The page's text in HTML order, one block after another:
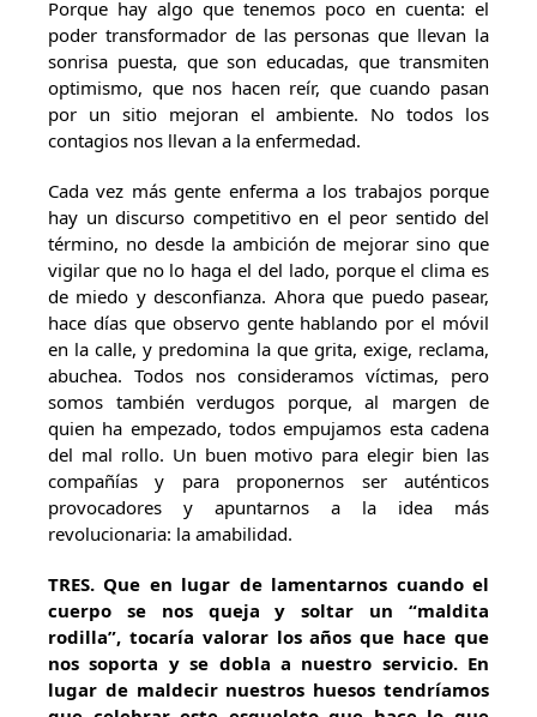
Porque hay algo que tenemos poco en cuenta: el
poder transformador de las personas que llevan la
sonrisa puesta, que son educadas, que transmiten
optimismo, que nos hacen reír, que cuando pasan
por un sitio mejoran el ambiente. No todos los
contagios nos llevan a la enfermedad.
Cada vez más gente enferma a los trabajos porque
hay un discurso competitivo en el peor sentido del
término, no desde la ambición de mejorar sino que
vigilar que no lo haga el del lado, porque el clima es
de miedo y desconfianza. Ahora que puedo pasear,
hace días que observo gente hablando por el móvil
en la calle, y predomina la que grita, exige, reclama,
abuchea. Todos nos consideramos víctimas, pero
somos también verdugos porque, al margen de
quien ha empezado, todos empujamos esta cadena
del mal rollo. Un buen motivo para elegir bien las
compañías y para proponernos ser auténticos
provocadores y apuntarnos a la idea más
revolucionaria: la amabilidad.
TRES. Que en lugar de lamentarnos cuando el
cuerpo se nos queja y soltar un “maldita
rodilla”, tocaría valorar los años que hace que
nos soporta y se dobla a nuestro servicio. En
lugar de maldecir nuestros huesos tendríamos